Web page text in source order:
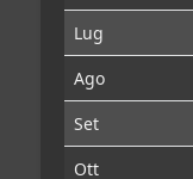
Lug
Ago
Set
Ott